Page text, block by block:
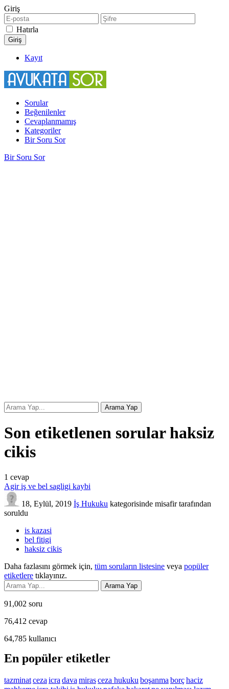
Giriş
Hatırla
Kayıt
Sorular
Beğenilenler
Cevaplanmamış
Kategoriler
Bir Soru Sor
Bir Soru Sor
Son etiketlenen sorular haksiz
cikis
1 cevap
Agir iş ve bel sagligi kaybi
18, Eylül, 2019 İş Hukuku kategorisinde misafir tarafından
soruldu
is kazasi
bel fitigi
haksiz cikis
Daha fazlasını görmek için, tüm soruların listesine veya popüler
etiketlere tıklayınız.
91,002 soru
76,412 cevap
64,785 kullanıcı
En popüler etiketler
tazminatceza icra dava mirasceza hukuku boşanma borçhaciz